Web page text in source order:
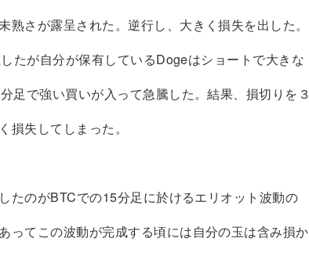
熟さが露呈された。逆行し、大きく損失を出した。
たが自分が保有しているDogeはショートで大きな
足で強い買いが入って急騰した。結果、損切りを
損失してしまった。
たのがBTCでの15分足に於けるエリオット波動の
ってこの波動が完成する頃には自分の玉は含み損